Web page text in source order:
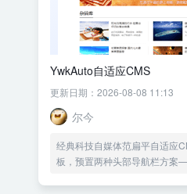
YwkAuto自适应CMS
更新日期：2026-08-08 11:13
尔今
经典科技自媒体范扁平自适应
板，预置两种头部导航栏方案